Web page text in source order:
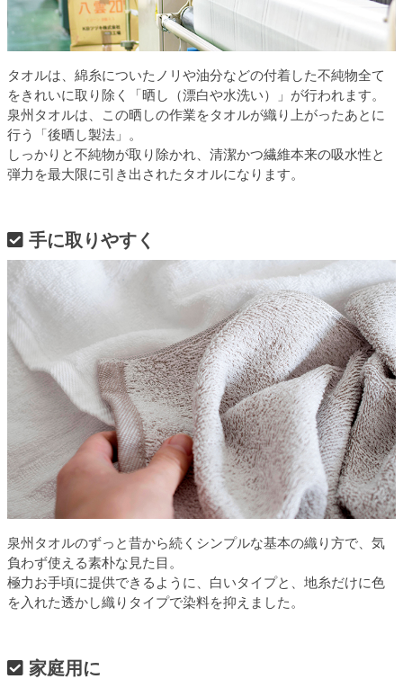
タオルは、綿糸についたノリや油分などの付着した不純物全て
をきれいに取り除く「晒し（漂白や水洗い）」が行われます。
泉州タオルは、この晒しの作業をタオルが織り上がったあとに
行う「後晒し製法」。
しっかりと不純物が取り除かれ、清潔かつ繊維本来の吸水性と
弾力を最大限に引き出されたタオルになります。
手に取りやすく
泉州タオルのずっと昔から続くシンプルな基本の織り方で、気
負わず使える素朴な見た目。
極力お手頃に提供できるように、白いタイプと、地糸だけに色
を入れた透かし織りタイプで染料を抑えました。
家庭用に